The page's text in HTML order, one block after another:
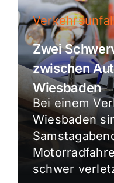
Zwei
zwischen
Wiesbaden
Bei einem
Wiesbaden
schwer